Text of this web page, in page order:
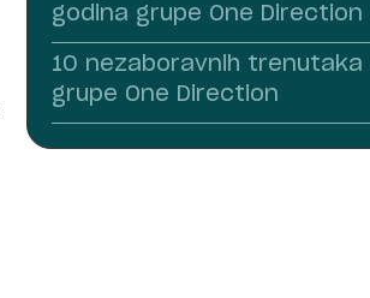
godina grupe One Direction
10 nezaboravnih trenutaka
grupe One Direction